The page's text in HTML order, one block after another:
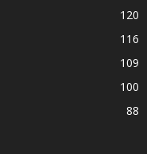
120
116
109
100
88